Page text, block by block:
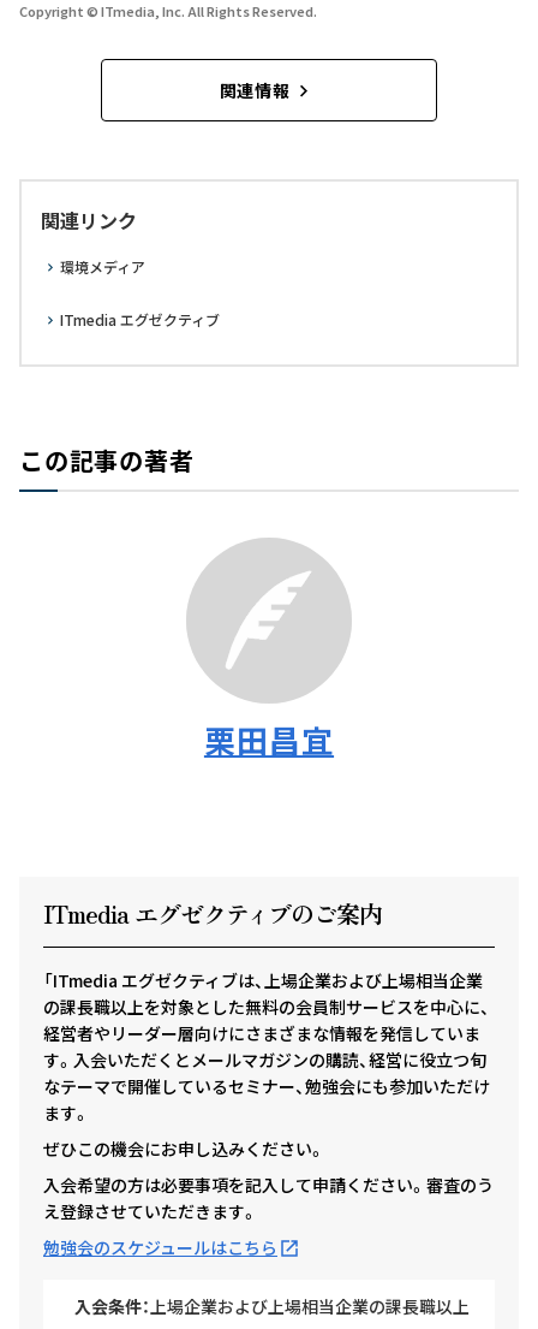
Copyright © ITmedia, Inc. All Rights Reserved.
関連情報
関連リンク
環境メディア
ITmedia エグゼクティブ
この記事の著者
栗田昌宜
ITmedia エグゼクティ ブのご案内
「ITmedia エグゼクティブは、上場企業および上場相当企業
の課長職以上を対象とした無料の会員制サービスを中心に、
経営者やリーダー層向けにさまざまな情報を発信していま
す。入会いただくとメールマガジンの購読、経営に役立つ旬
なテーマで開催しているセミナー、勉強会にも参加いただけ
ます。
ぜひこの機会にお申し込みください。
入会希望の方は必要事項を記入して申請ください。審査のう
え登録させていただきます。
勉強会のスケジュールはこちら
入会条件：上場企業および上場相当企業の課長職以上